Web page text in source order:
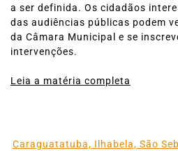
a ser definida. Os cidadãos
das audiências públicas podem
da Câmara Municipal e se
intervenções.
Leia a matéria completa
Caraguatatuba, Ilhabela, São